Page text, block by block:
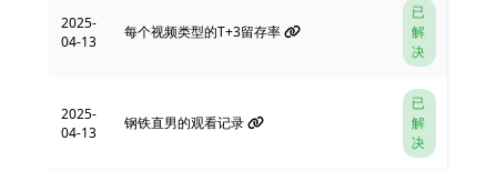
2025-
04-13
每个视频类型的T+3留存率
已
解
决
2025-
04-13
钢铁直男的观看记录
已
解
决